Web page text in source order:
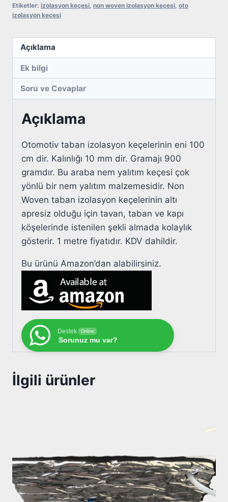
adet
Etiketler: izolasyon keçesi non woven izolasyon keçesi oto
izolasyon keçesi
Açıklama
Ek bilgi
Soru ve Cevaplar
Açıklama
Otomotiv taban izolasyon keçelerinin eni 100
cm dir. Kalınlığı 10 mm dir. Gramajı 900
gramdır. Bu araba nem yalıtım keçesi çok
yönlü bir nem yalıtım malzemesidir. Non
Woven taban izolasyon keçelerinin altı
apresiz olduğu için tavan, taban ve kapı
köşelerinde istenilen şekli almada kolaylık
gösterir. 1 metre fiyatıdır. KDV dahildir.
Bu ürünü Amazon’dan alabilirsiniz.
Destek Online
Sorunuz mu var?
İlgili ürünler